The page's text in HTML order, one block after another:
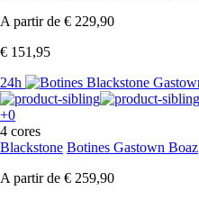
A partir de € 229,90
€ 151,95
24h
+0
4 cores
Blackstone Botines Gastown Boaz
A partir de € 259,90